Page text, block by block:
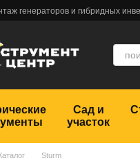
контенту
генераторов и гибридных
Сад и
участок
Sturm